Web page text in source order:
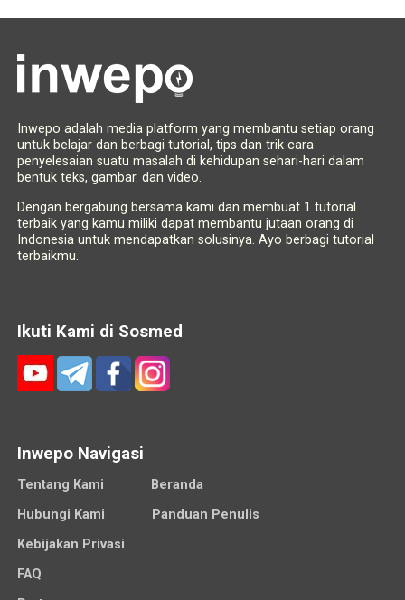
Inwepo adalah media platform yang membantu setiap orang
untuk belajar dan berbagi tutorial, tips dan trik cara
penyelesaian suatu masalah di kehidupan sehari-hari dalam
bentuk teks, gambar. dan video.
Dengan bergabung bersama kami dan membuat 1 tutorial
terbaik yang kamu miliki dapat membantu jutaan orang di
Indonesia untuk mendapatkan solusinya. Ayo berbagi tutorial
terbaikmu.
Ikuti Kami di Sosmed
Inwepo Navigasi
Tentang Kami
Beranda
Hubungi Kami
Panduan Penulis
Kebijakan Privasi
FAQ